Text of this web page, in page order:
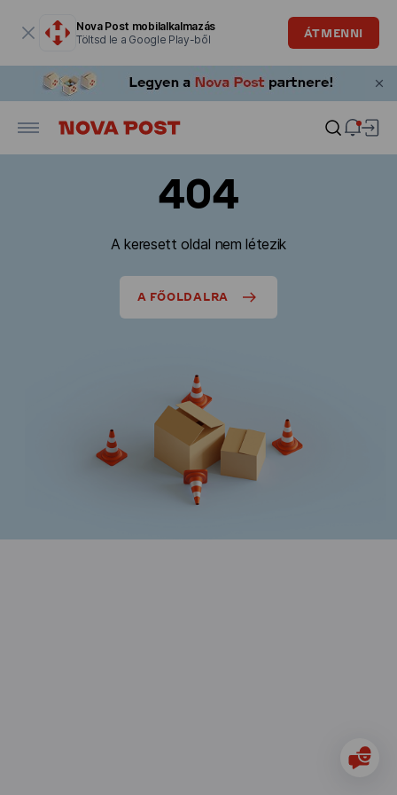
Nova Post mobilalkalmazás
Töltsd le a Google Play-ből
ÁTMENNI
404
A keresett oldal nem létezik
A FŐOLDALRA